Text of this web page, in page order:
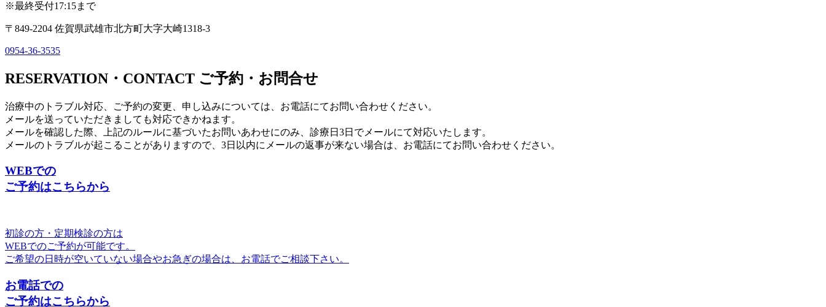
※最終受付17:15まで
〒849-2204 佐賀県武雄市北方町大字大崎1318-3
0954-36-3535
RESERVATION・CONTACT ご予約・お問合せ
治療中のトラブル対応、ご予約の変更、申し込みについては、お電話にてお問い合わせください。
メールを送っていただきましても対応できかねます。
メールを確認した際、上記のルールに基づいたお問いあわせにのみ、診療日3日でメールにて対応いたします。
メールのトラブルが起こることがありますので、3日以内にメールの返事が来ない場合は、お電話にてお問い合わせください。
WEBでの
ご予約はこちらから
初診の方・定期検診の方は
WEBでのご予約が可能です。
ご希望の日時が空いていない場合やお急ぎの場合は、お電話でご相談下さい。
お電話での
ご予約はこちらから